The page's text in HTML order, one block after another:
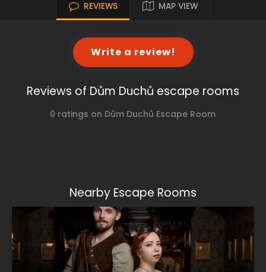
REVIEWS MAP VIEW
Write a review!
Reviews of Dům Duchů escape rooms
0 ratings on Dům Duchů Escape Room
Nearby Escape Rooms